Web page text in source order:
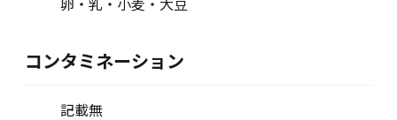
卵・乳・小麦・大豆
コンタミネーション
記載無